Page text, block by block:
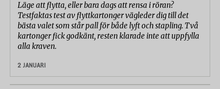
Läge att flytta, eller bara dags att rensa i röran?
Testfaktas test av flyttkartonger vägleder dig till det
bästa valet som står pall för både lyft och stapling. Två
kartonger fick godkänt, resten klarade inte att uppfylla
alla kraven.
2 JANUARI